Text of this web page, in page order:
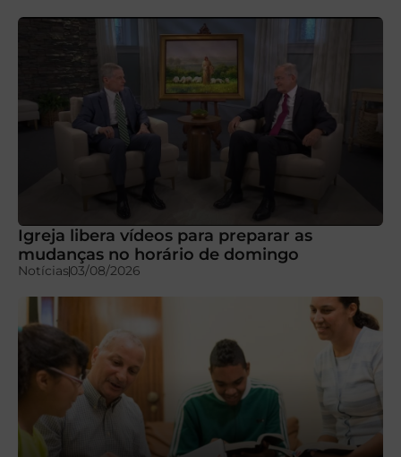
Igreja libera vídeos para preparar as
mudanças no horário de domingo
Notícias03/08/2026